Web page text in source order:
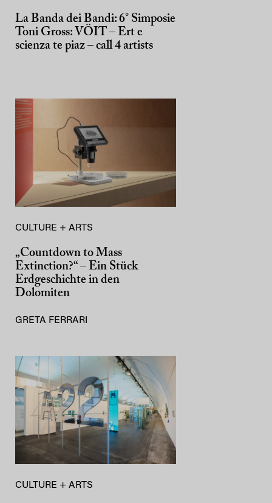
La Banda dei Bandi: 6° Simposie
Toni Gross: VÖIT – Ert e
scienza te piaz – call 4 artists
CULTURE + ARTS
„Countdown to Mass
Extinction?“ – Ein Stück
Erdgeschichte in den
Dolomiten
GRETA FERRARI
CULTURE + ARTS